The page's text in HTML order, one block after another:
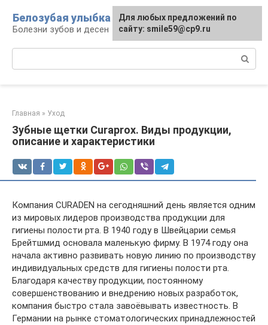
контенту
Белозубая улыбка
Болезни зубов и десен
Главная » Уход
Зубные щетки Curaprox. Виды продукции,
описание и характеристики
Компания CURADEN на сегодняшний день является одним
из мировых лидеров производства продукции для
гигиены полости рта. В 1940 году в Швейцарии семья
Брейтшмид основала маленькую фирму. В 1974 году она
начала активно развивать новую линию по производству
индивидуальных средств для гигиены полости рта.
Благодаря качеству продукции, постоянному
совершенствованию и внедрению новых разработок,
компания быстро стала завоёвывать известность. В
Германии на рынке стоматологических принадлежностей
Для любых предложений по
сайту: smile59@cp9.ru